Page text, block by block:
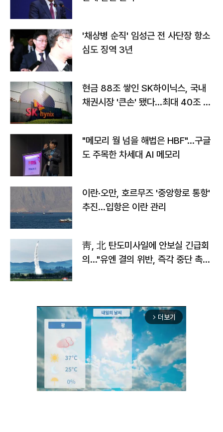
'채상병 순직' 임성근 전 사단장 항소
심도 징역 3년
현금 88조 쌓인 SK하이닉스, 국내
채권시장 '큰손' 됐다…최대 40조 투
"메모리 월 넘을 해법은 HBF"…구글
도 주목한 차세대 AI 메모리
이란·오만, 호르무즈 '중앙항로 통항'
추진…입항은 이란 관리
靑, 北 탄도미사일에 안보실 긴급회
의…"유엔 결의 위반, 즉각 중단 촉
arrow_forward_ios 더보기